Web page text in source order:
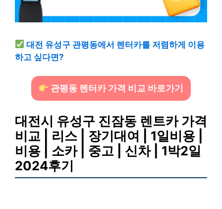
대전 유성구 관평동에서 렌터카를 저렴하게 이용
하고 싶다면?
관평동 렌터카 가격 비교 바로가기
대전시 유성구 진잠동 렌트카 가격
비교 | 리스 | 장기대여 | 1일비용 |
비용 | 소카 | 중고 | 신차 | 1박2일
2024후기